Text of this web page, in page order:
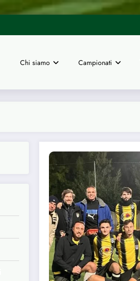
Chi siamo Campionati